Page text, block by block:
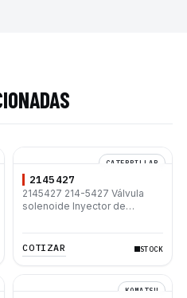
CATERPILLAR
2145427
2145427 214-5427 Válvula
solenoide Inyector de
3879433 3282585 2360962
COTIZAR STOCK
KOMATSU